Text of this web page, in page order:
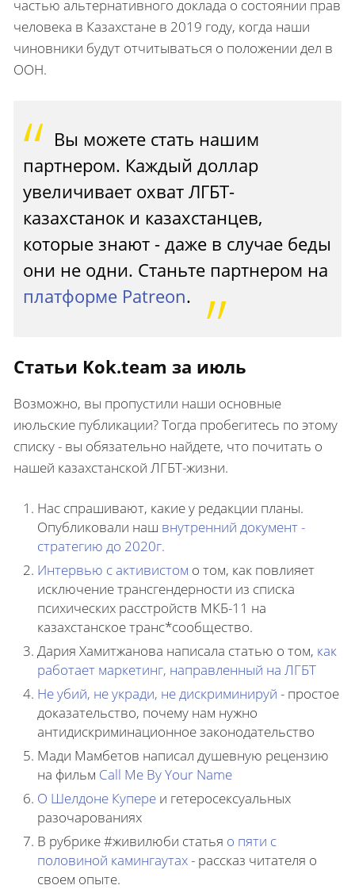
частью альтернативного доклада о состоянии прав
человека в Казахстане в 2019 году, когда наши
чиновники будут отчитываться о положении дел в
ООН.
Вы можете стать нашим
партнером. Каждый доллар
увеличивает охват ЛГБТ-
казахстанок и казахстанцев,
которые знают - даже в случае беды
они не одни. Станьте партнером на
платформе Patreon.
Статьи Kok.team за июль
Возможно, вы пропустили наши основные
июльские публикации? Тогда пробегитесь по этому
списку - вы обязательно найдете, что почитать о
нашей казахстанской ЛГБТ-жизни.
Нас спрашивают, какие у редакции планы.
Опубликовали наш внутренний документ -
стратегию до 2020г.
Интервью с активистом о том, как повлияет
исключение трансгендерности из списка
психических расстройств МКБ-11 на
казахстанское транс*сообщество.
Дария Хамитжанова написала статью о том, как
работает маркетинг, направленный на ЛГБТ
Не убий, не укради, не дискриминируй - простое
доказательство, почему нам нужно
антидискриминационное законодательство
Мади Мамбетов написал душевную рецензию
на фильм Call Me By Your Name
О Шелдоне Купере и гетеросексуальных
разочарованиях
В рубрике #живилюби статья о пяти с
половиной камингаутах- рассказ читателя о
своем опыте.